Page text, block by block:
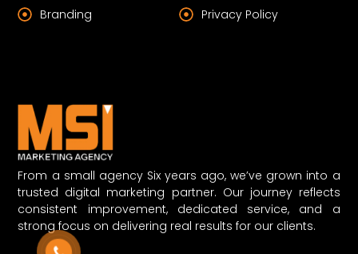
From a small agency Six years ago, we’ve grown into a
trusted digital marketing partner. Our journey reflects
consistent improvement, dedicated service, and a
strong focus on delivering real results for our clients.
Privacy Policy
Branding